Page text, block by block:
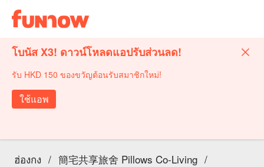
โบนัส X3! ดาวน์โหลดแอปรับส่วนลด!
รับ HKD 150 ของขวัญต้อนรับสมาชิกใหม่!
ใช้แอพ
ฮ่องกง / 簡宅共享旅舍 Pillows Co-Living /